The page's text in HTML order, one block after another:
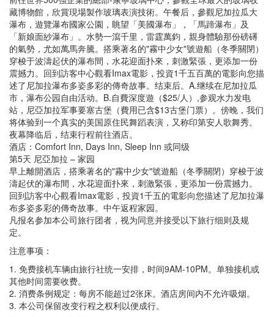
藏博物館，欣賞現場製作玻璃表演技術。午餐后，參觀尼加拉瓜大
瀑布，遊覽瀑布國家公園，眺望「美國瀑布」，「馬蹄瀑布」及
「新娘面紗瀑布」。水勢一瀉千里，雷霆萬鈞，親身體驗那份磅礡
的氣勢，尤如萬馬奔騰。搭乘著名的"霧中少女"號遊船（冬季關閉）
穿梭于波濤起伏的瀑布間，水花迎面扑來，刺激緊張，更添加一份
震撼力。回到訪客中心觀看Imax電影，投資1千五百萬的電影向您描
述了尼加拉瀑布多姿多彩的傳奇故事。结束后。A.继续在尼加拉瓜
市，瀑布公园自由活动。B.自費深度遊（$25/人）,参观水力发电
站，尼亞加拉军事要塞古堡（費用已含$13古堡门票）。傍晚，我们
将体验到一个真实的美国原住民舞蹈表演，又称印第安人歌舞秀。
夜幕降临后，结束行程前往酒店。
酒店：Comfort Inn, Days Inn, Sleep Inn 或同级
第5天 尼亞加拉 – 家园
早上離開酒店，搭乘著名的"霧中少女"號遊船（冬季關閉）穿梭于波
濤起伏的瀑布間，水花迎面扑來，刺激緊張，更添加一份震撼力。
回到訪客中心觀看Imax電影，投資1千五的電影向您描述了尼加拉瀑
布多姿多彩的傳奇故事。中午返程家园。
凡报名参加本公司旅行团者，视为同意并接受以下旅行细则及规
定。
注意事项：
1. 免费接机车辆由旅行社统一安排，时间9AM-10PM。单独接机或
其他时间需要收费。
2. 消费条例规定：每房不能超过2张床。酒店房间内不允许吸烟。
3. 本公司保留改变行程之权利以便成行。